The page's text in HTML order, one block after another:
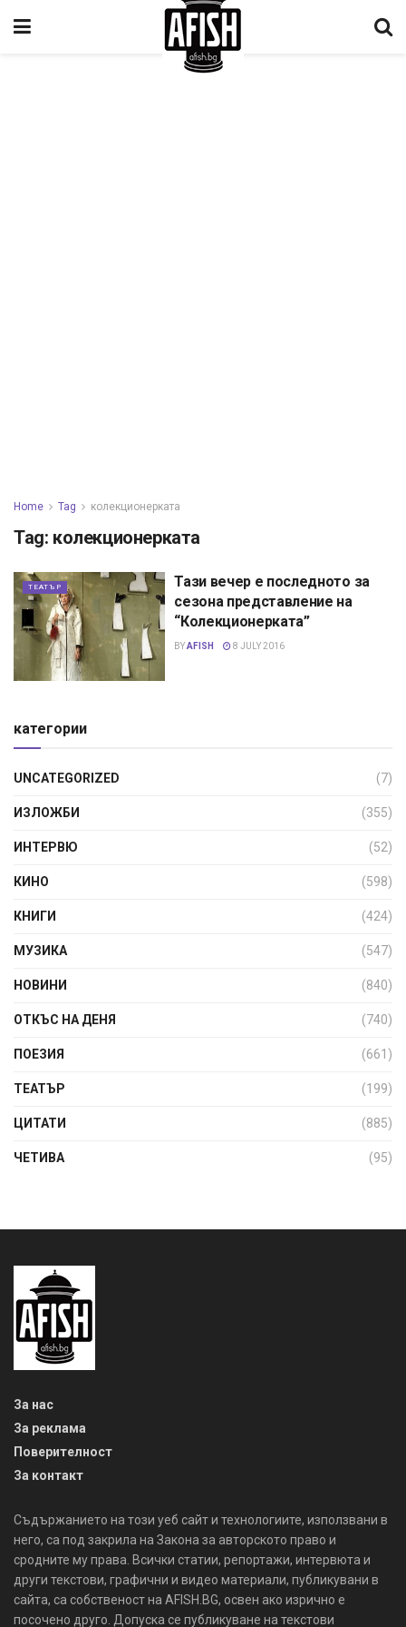
Home Tag колекционерката
Tag: колекционерката
ТЕАТЪР
Тази вечер е последното за
сезона представление на
“Колекционерката”
BYAFISH 8 JULY 2016
категории
UNCATEGORIZED (7)
ИЗЛОЖБИ (355)
ИНТЕРВЮ (52)
КИНО (598)
КНИГИ (424)
МУЗИКА (547)
НОВИНИ (840)
ОТКЪС НА ДЕНЯ (740)
ПОЕЗИЯ (661)
ТЕАТЪР (199)
ЦИТАТИ (885)
ЧЕТИВА (95)
За нас
За реклама
Поверителност
За контакт
Съдържанието на този уеб сайт и технологиите, използвани в
него, са под закрила на Закона за авторското право и
сродните му права. Всички статии, репортажи, интервюта и
други текстови, графични и видео материали, публикувани в
сайта, са собственост на AFISH.BG, освен ако изрично е
посочено друго. Допуска се публикуване на текстови